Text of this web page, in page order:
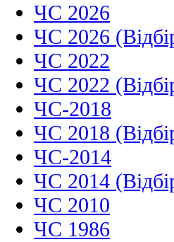
ЧС 2026
ЧС 2026
ЧС 2022
ЧС 2022
ЧС-2018
ЧС 2018
ЧС-2014
ЧС 2014
ЧС 2010
ЧС 1986